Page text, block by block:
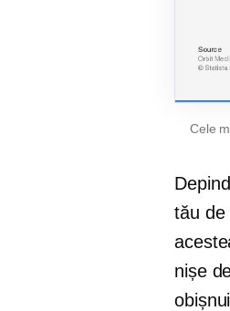
Cele
tău de
nișe